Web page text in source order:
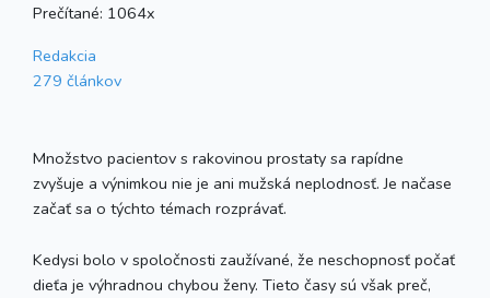
Prečítané: 1064x
Redakcia
279 článkov
Množstvo pacientov s rakovinou prostaty sa rapídne
zvyšuje a výnimkou nie je ani mužská neplodnosť. Je načase
začať sa o týchto témach rozprávať.
Kedysi bolo v spoločnosti zaužívané, že neschopnosť počať
dieťa je výhradnou chybou ženy. Tieto časy sú však preč,